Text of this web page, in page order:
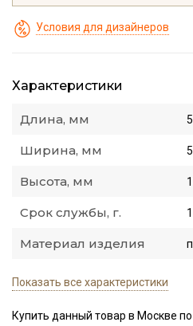
Условия для дизайнеров
Характеристики
Длина, мм
Ширина, мм
Высота, мм
Срок службы, г.
Материал изделия
Показать все характеристики
Купить данный товар в Москве